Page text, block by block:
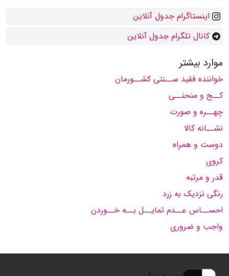
اینستاگرام جدول آنلاین
کانال تلگرام جدول آنلاین
موارد بیشتر
خواننده فقید ســنتی کشــورمان
کــج و منحنــی
چهــره و صورت
نشــانه کالا
دوست و همراه
کروی
قدر و مرتبه
رنگی نزدیک به زرد
احســاس عــدم تمایــل بــه خــوردن
واجب و ضروری